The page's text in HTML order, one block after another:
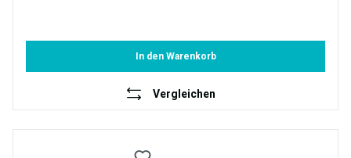
In den Warenkorb
Vergleichen